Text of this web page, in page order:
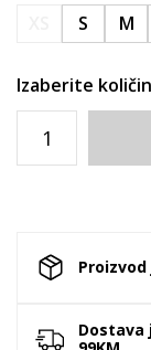
S M
Izaberite
Dostava